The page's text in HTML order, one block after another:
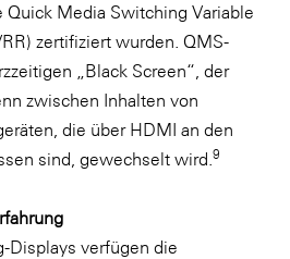
Quick Media Switching Variable
zertifiziert wurden. QMS-
„Black Screen“, der
zwischen Inhalten von
die über HDMI an den
sind, gewechselt wird. 9
Displays verfügen die